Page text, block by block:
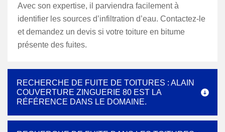
Avec son expertise, il parviendra facilement à
identifier les sources d’infiltration d’eau. Contactez-le
et demandez un devis si votre toiture en bitume
présente des fuites.
RECHERCHE DE FUITE DE TOITURES : ALAIN
COUVERTURE ZINGUERIE 80 EST LA
RÉFÉRENCE DANS LE DOMAINE.